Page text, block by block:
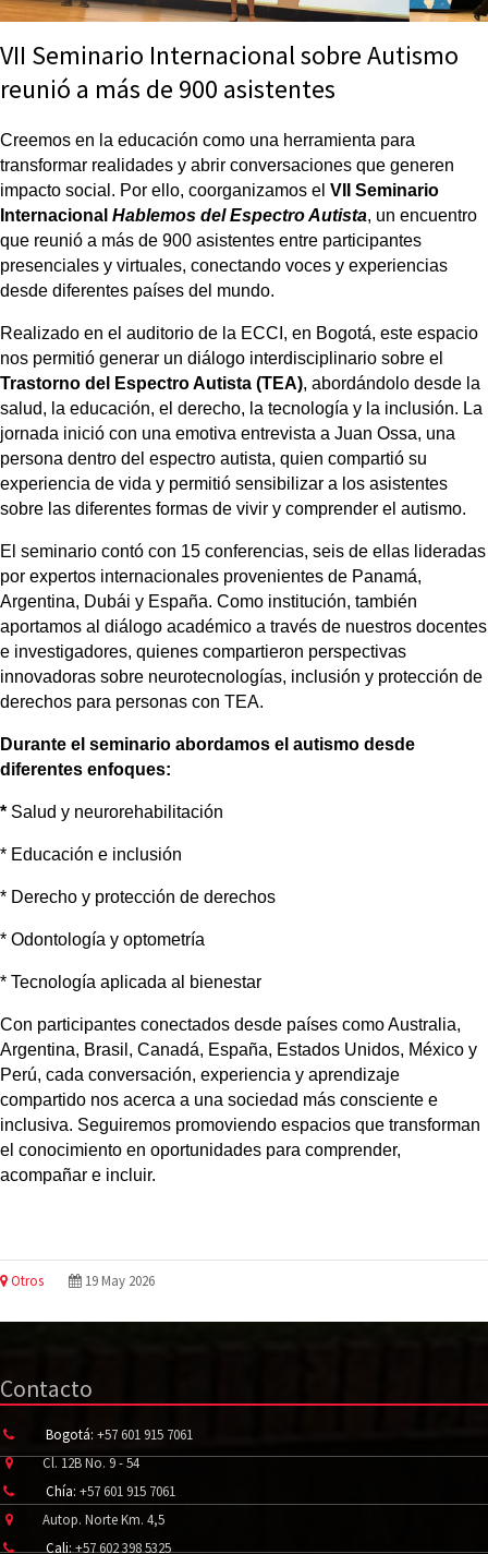
VII Seminario Internacional sobre Autismo
reunió a más de 900 asistentes
Creemos en la educación como una herramienta para
transformar realidades y abrir conversaciones que generen
impacto social. Por ello, coorganizamos el VII Seminario
Internacional Hablemos del Espectro Autista, un encuentro
que reunió a más de 900 asistentes entre participantes
presenciales y virtuales, conectando voces y experiencias
desde diferentes países del mundo.
Realizado en el auditorio de la ECCI, en Bogotá, este espacio
Trastorno del Espectro Autista (TEA), abordándolo desde la
salud, la educación, el derecho, la tecnología y la inclusión. La
jornada inició con una emotiva entrevista a Juan Ossa, una
persona dentro del espectro autista, quien compartió su
experiencia de vida y permitió sensibilizar a los asistentes
sobre las diferentes formas de vivir y comprender el autismo.
El seminario contó con 15 conferencias, seis de ellas lideradas
por expertos internacionales provenientes de Panamá,
Argentina, Dubái y España. Como institución, también
aportamos al diálogo académico a través de nuestros docentes
e investigadores, quienes compartieron perspectivas
innovadoras sobre neurotecnologías, inclusión y protección de
derechos para personas con TEA.
Durante el seminario abordamos el autismo desde
diferentes enfoques:
* Salud y neurorehabilitación
* Educación e inclusión
* Derecho y protección de derechos
* Odontología y optometría
* Tecnología aplicada al bienestar
Con participantes conectados desde países como Australia,
Argentina, Brasil, Canadá, España, Estados Unidos, México y
Perú, cada conversación, experiencia y aprendizaje
compartido nos acerca a una sociedad más consciente e
inclusiva. Seguiremos promoviendo espacios que transforman
el conocimiento en oportunidades para comprender,
acompañar e incluir.
Otros 19 May 2026
Contacto
Bogotá: +57 601 915 7061
Cl. 12B No. 9 - 54
Chía: +57 601 915 7061
Autop. Norte Km. 4,5
Cali: +57 602 398 5325